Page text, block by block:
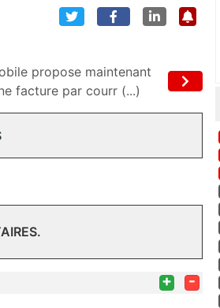
propose maintenant
facture par courr (...)
+ -